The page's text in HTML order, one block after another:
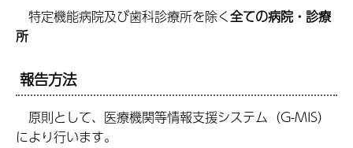
特定機能病院及び歯科診療所を除く全ての病院・診療
所
報告方法
原則として、医療機関等情報支援システム（G-MIS）
により行います。